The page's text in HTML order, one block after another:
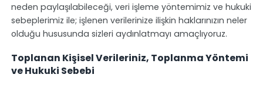
neden paylaşılabileceği, veri işleme yöntemimiz ve hukuki
sebeplerimiz ile; işlenen verilerinize ilişkin haklarınızın neler
olduğu hususunda sizleri aydınlatmayı amaçlıyoruz.
Toplanan Kişisel Verileriniz, Toplanma Yöntemi
ve Hukuki Sebebi